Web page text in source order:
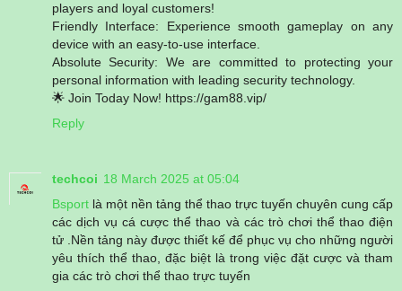
players and loyal customers!
Friendly Interface: Experience smooth gameplay on any
device with an easy-to-use interface.
Absolute Security: We are committed to protecting your
personal information with leading security technology.
🌟 Join Today Now! https://gam88.vip/
Reply
techcoi 18 March 2025 at 05:04
Bsport là một nền tảng thể thao trực tuyến chuyên cung cấp
các dịch vụ cá cược thể thao và các trò chơi thể thao điện
tử .Nền tảng này được thiết kế để phục vụ cho những người
yêu thích thể thao, đặc biệt là trong việc đặt cược và tham
gia các trò chơi thể thao trực tuyến